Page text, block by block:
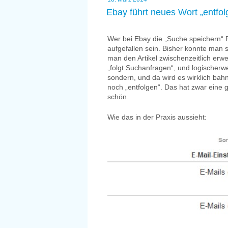
am
Ebay führt neues Wort
Wer bei Ebay die „Suche
aufgefallen sein. Bisher konnte man
man den Artikel zwischenzeitlich
„folgt Suchanfragen“, und
sondern, und da wird es wirklich
noch „entfolgen“. Das hat zwar
schön.
Wie das in der Praxis aussieht: